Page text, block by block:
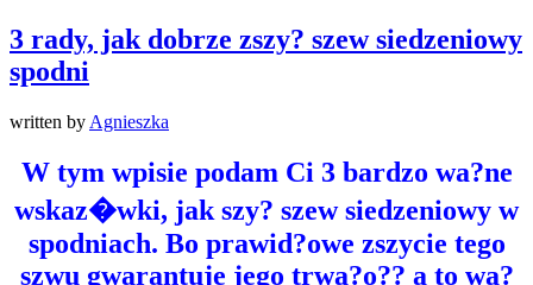
3 rady, jak dobrze zszy? szew siedzeniowy
spodni
written by Agnieszka
W tym wpisie podam Ci 3 bardzo wa?ne
wskaz�wki, jak szy? szew siedzeniowy w
spodniach. Bo prawid?owe zszycie tego
szwu gwarantuje jego trwa?o?? a to wa?